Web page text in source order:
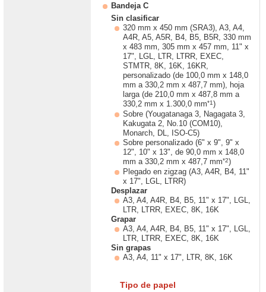
Bandeja C
Sin clasificar
320 mm x 450 mm (SRA3), A3, A4,
A4R, A5, A5R, B4, B5, B5R, 330 mm
x 483 mm, 305 mm x 457 mm, 11" x
17", LGL, LTR, LTRR, EXEC,
STMTR, 8K, 16K, 16KR,
personalizado (de 100,0 mm x 148,0
mm a 330,2 mm x 487,7 mm), hoja
larga (de 210,0 mm x 487,8 mm a
330,2 mm x 1.300,0 mm*1)
Sobre (Yougatanaga 3, Nagagata 3,
Kakugata 2, No.10 (COM10),
Monarch, DL, ISO-C5)
Sobre personalizado (6" x 9", 9" x
12", 10" x 13", de 90,0 mm x 148,0
mm a 330,2 mm x 487,7 mm*2)
Plegado en zigzag (A3, A4R, B4, 11"
x 17", LGL, LTRR)
Desplazar
A3, A4, A4R, B4, B5, 11" x 17", LGL,
LTR, LTRR, EXEC, 8K, 16K
Grapar
A3, A4, A4R, B4, B5, 11" x 17", LGL,
LTR, LTRR, EXEC, 8K, 16K
Sin grapas
A3, A4, 11" x 17", LTR, 8K, 16K
Tipo de papel